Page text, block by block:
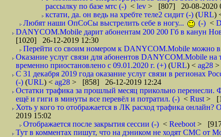
рассылку по базе мтс (-) < lev > [807] 20-08-2020
кстати, да. он ведь на хребте теле2 сидит (-) (URL)
Любят наши ОпСоСы выстрелить себе в ногу...
(-) <
DANYCOM.Mobile дарит абонентам 200 200 Гб в канун
[1020] 26-12-2019 12:30
Перейти со своим номером к DANYCOM.Mobile можно в
Оказание услуг связи для абонентов DANYCOM.Mobile
временно приостановлено с 09.01.2020 г. (+) (URL) < ag28 >
С 31 декабря 2019 года оказание услуг связи в регионах
(-) (URL) < ag28 > [858] 26-12-2019 12:24
Остатки трафика за прошлый месяц прикольно
ещё и гиги в минуты все перевёл и потратил. (-) < Rust >
Хоть у кого то отображается в ЛК расход трафика
2019 15:02
Отображается после закрытия сессии (-) < Reeboot >
Тут в комментах пишут, что на дэником не ходят СМС от